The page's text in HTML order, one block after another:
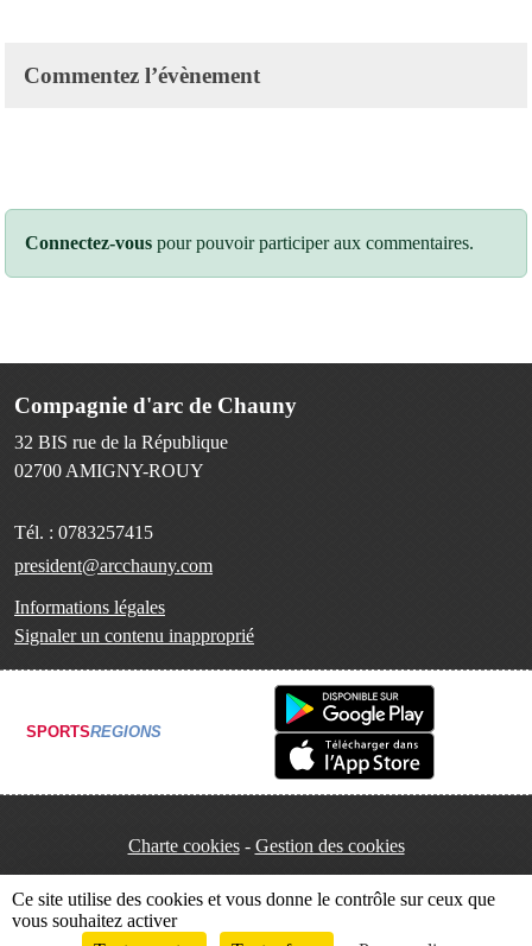
Commentez l’évènement
Connectez-vous pour pouvoir participer aux commentaires.
Compagnie d'arc de Chauny
32 BIS rue de la République
02700 AMIGNY-ROUY
Tél. : 0783257415
president@arcchauny.com
Informations légales
Signaler un contenu inapproprié
SPORTSREGIONS
Charte cookies Gestion des cookies
Ce site utilise des cookies et vous donne le contrôle sur ceux que
vous souhaitez activer